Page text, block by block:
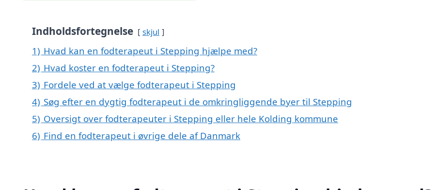
Indholdsfortegnelse skjul
1) Hvad kan en fodterapeut i Stepping hjælpe med?
2) Hvad koster en fodterapeut i Stepping?
3) Fordele ved at vælge fodterapeut i Stepping
4) Søg efter en dygtig fodterapeut i de omkringliggende byer til Stepping
5) Oversigt over fodterapeuter i Stepping eller hele Kolding kommune
6) Find en fodterapeut i øvrige dele af Danmark